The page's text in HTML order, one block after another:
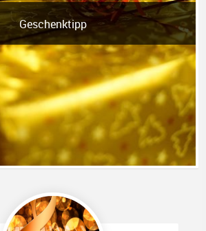
Geschenktipp